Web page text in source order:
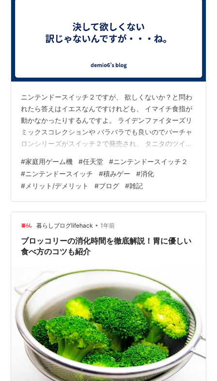
ニンテンドースイッチ２ですが、 欲しくないか？と問わ
れたら答えはイエスなんですけれども、 イマイチ食指が
動かなかったりするんですよ。 ライデンファイターズリ
ミックスコレクションや バラバラでも良いのでバーチャ
ロンシリーズがスイッチ２で発売され、 タニタのツイン
限りは スイッチ２を買っても、スイッチ１用で買ったま
んま積んでいる いわゆる積みゲーの消化に使うだけです
からねぇ。 あとスイッチ２はストレージ用メモリーカー
ドが高いのも購入を躊躇する理由ですね(-_-;) ま、時間が
経って家電量販店等で普通に買えるようになってからで
も遅くはないかな？ ・・…
#家庭用ゲーム機 #任天堂 #ニンテンドースイッチ２
#ニンテンドースイッチ #積みゲー #消化
# メリット/デメリット #ブログ #雑記
暮らしブログlifehack • 1年前
ブロッコリーの消化時間を徹底解説！胃に優しい
食べ方のコツも紹介